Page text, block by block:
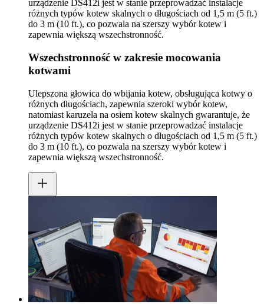
urządzenie DS412i jest w stanie przeprowadzać instalacje
różnych typów kotew skalnych o długościach od 1,5 m (5 ft.)
do 3 m (10 ft.), co pozwala na szerszy wybór kotew i
zapewnia większą wszechstronność.
Wszechstronność w zakresie mocowania
kotwami
Ulepszona głowica do wbijania kotew, obsługująca kotwy o
różnych długościach, zapewnia szeroki wybór kotew,
natomiast karuzela na osiem kotew skalnych gwarantuje, że
urządzenie DS412i jest w stanie przeprowadzać instalacje
różnych typów kotew skalnych o długościach od 1,5 m (5 ft.)
do 3 m (10 ft.), co pozwala na szerszy wybór kotew i
zapewnia większą wszechstronność.